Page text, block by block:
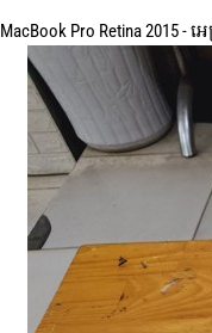
MacBook Pro Retina 2015 -